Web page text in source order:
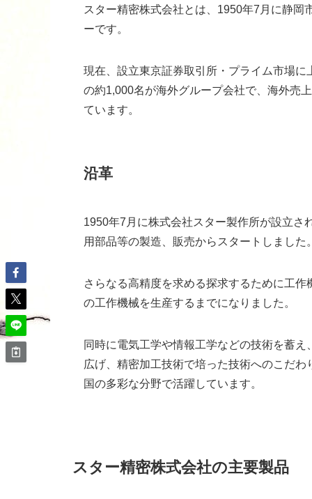
スター精密株式会社とは、1950年7月に静岡
ーです。
現在、設立東京証券取引所・プライム市場
の約1,000名が海外グループ会社で、海外売
ています。
沿革
1950年7月に株式会社スター製作所が設立さ
用部品等の製造、販売からスタートしました
さらなる高精度を求める探求するために工
の工作機械を生産するまでになりました。
同時に電気工学や情報工学などの技術を蓄
広げ、精密加工技術で培った技術へのこだ
国の多彩な分野で活躍しています。
スター精密株式会社の主要製品